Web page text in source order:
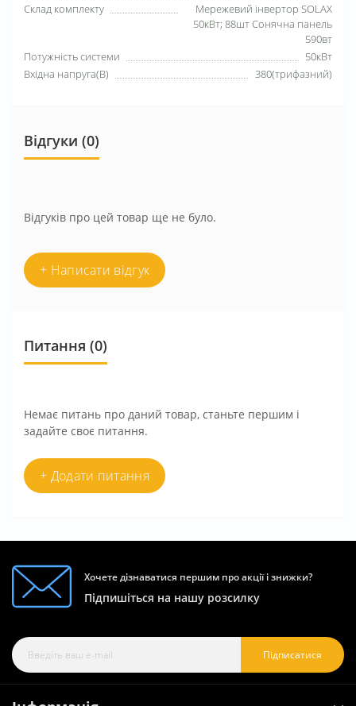
Склад комплекту
Мережевий інвертор SOLAX
50кВт; 88шт Сонячна панель
590вт
Потужність системи
50кВт
Вхідна напруга(В)
380(трифазний)
Відгуки (0)
Відгуків про цей товар ще не було.
+ Написати відгук
Питання (0)
Немає питань про даний товар, станьте першим і
задайте своє питання.
+ Додати питання
Хочете дізнаватися першим про акції і знижки?
Підпишіться на нашу розсилку
Підписатися